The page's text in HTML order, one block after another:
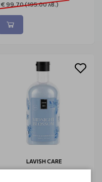
€ 99.70 (195.00 лв.)
LAVISH CARE